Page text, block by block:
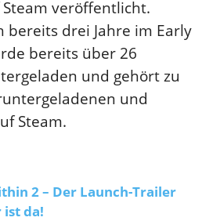
Steam veröffentlicht.
bereits drei Jahre im Early
bereits über 26
und gehört zu
und
Steam.
2 – Der Launch-Trailer
da!